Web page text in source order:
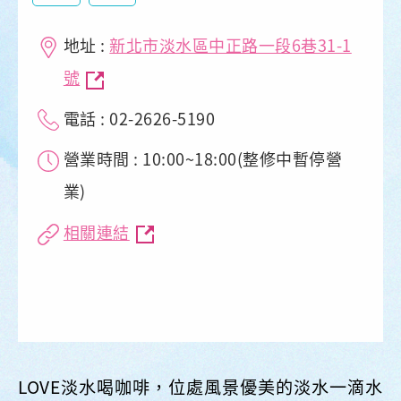
地址 : 新北市淡水區中正路一段6巷31-1
號
電話 : 02-2626-5190
營業時間 : 10:00~18:00(整修中暫停營
業)
相關連結
LOVE淡水喝咖啡，位處風景優美的淡水一滴水